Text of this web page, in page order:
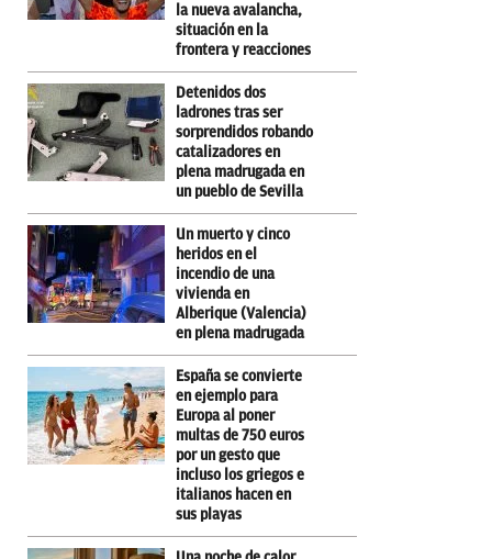
la nueva avalancha,
situación en la
frontera y reacciones
Detenidos dos
ladrones tras ser
sorprendidos robando
catalizadores en
plena madrugada en
un pueblo de Sevilla
Un muerto y cinco
heridos en el
incendio de una
vivienda en
Alberique (Valencia)
en plena madrugada
España se convierte
en ejemplo para
Europa al poner
multas de 750 euros
por un gesto que
incluso los griegos e
italianos hacen en
sus playas